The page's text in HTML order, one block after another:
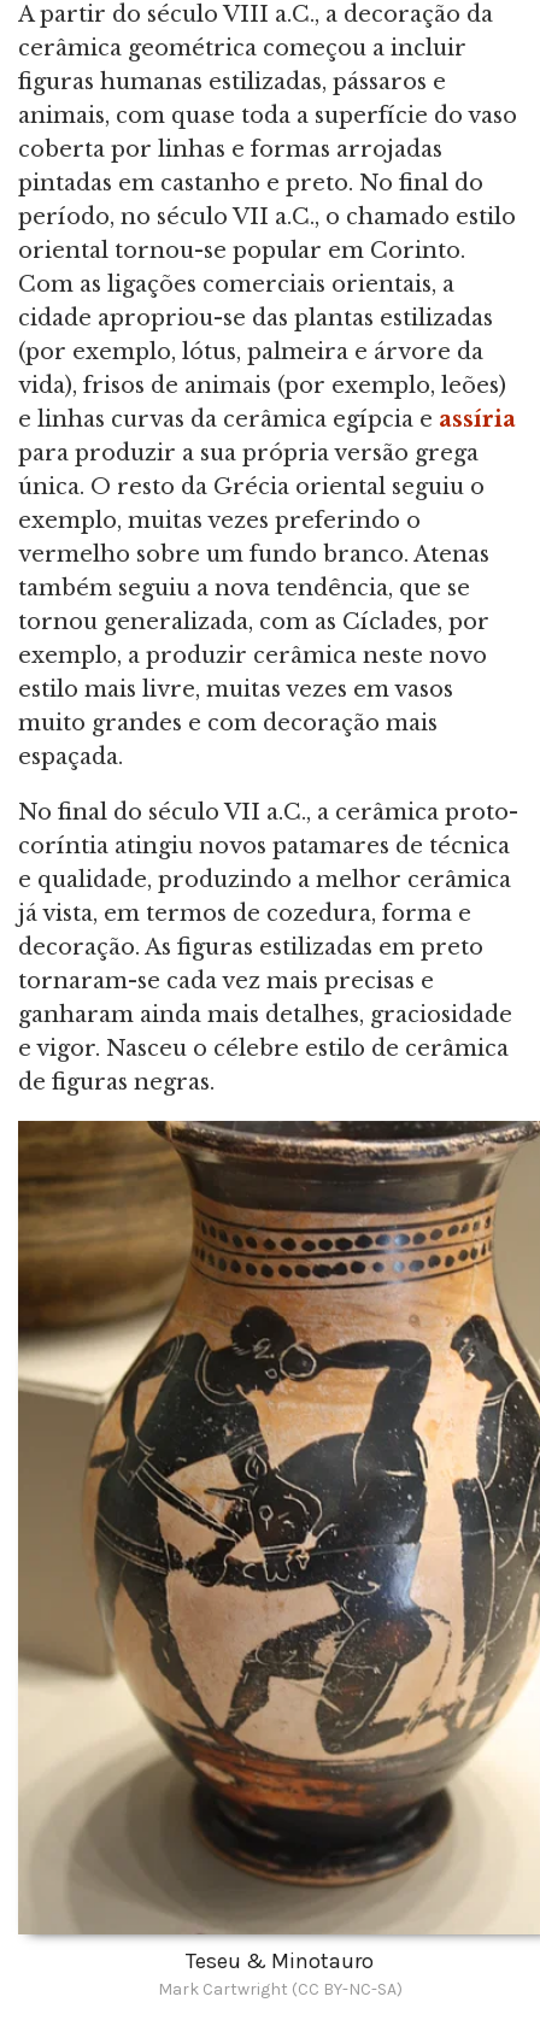
A partir do século VIII a.C., a decoração da
cerâmica geométrica começou a incluir
figuras humanas estilizadas, pássaros e
animais, com quase toda a superfície do vaso
coberta por linhas e formas arrojadas
pintadas em castanho e preto. No final do
período, no século VII a.C., o chamado estilo
oriental tornou-se popular em Corinto.
Com as ligações comerciais orientais, a
cidade apropriou-se das plantas estilizadas
(por exemplo, lótus, palmeira e árvore da
vida), frisos de animais (por exemplo, leões)
e linhas curvas da cerâmica egípcia e assíria
para produzir a sua própria versão grega
única. O resto da Grécia oriental seguiu o
exemplo, muitas vezes preferindo o
vermelho sobre um fundo branco. Atenas
também seguiu a nova tendência, que se
tornou generalizada, com as Cíclades, por
exemplo, a produzir cerâmica neste novo
estilo mais livre, muitas vezes em vasos
muito grandes e com decoração mais
espaçada.
No final do século VII a.C., a cerâmica proto-
coríntia atingiu novos patamares de técnica
e qualidade, produzindo a melhor cerâmica
já vista, em termos de cozedura, forma e
decoração. As figuras estilizadas em preto
tornaram-se cada vez mais precisas e
ganharam ainda mais detalhes, graciosidade
e vigor. Nasceu o célebre estilo de cerâmica
de figuras negras.
Teseu & Minotauro
Mark Cartwright (CC BY-NC-SA)